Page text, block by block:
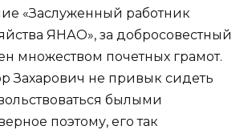
«Заслуженный работник
ЯНАО», за добросовестный
множеством почетных грамот.
Захарович не привык сидеть
былыми
поэтому, его так